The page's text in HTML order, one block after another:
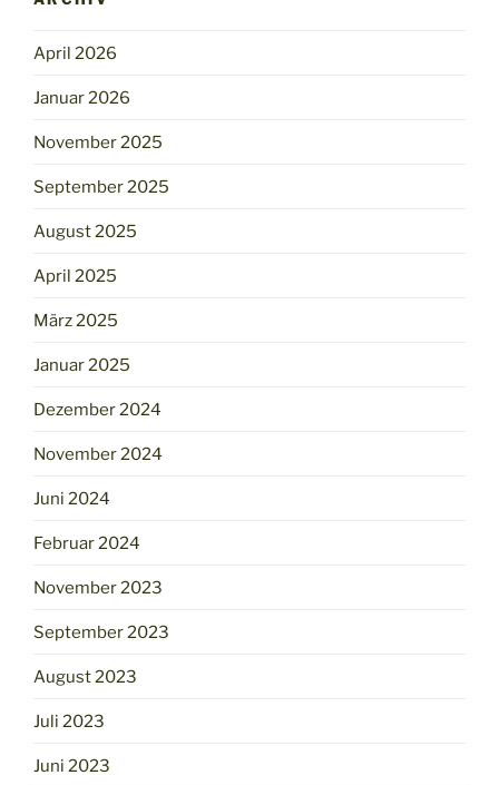
April 2026
Januar 2026
November 2025
September 2025
August 2025
April 2025
März 2025
Januar 2025
Dezember 2024
November 2024
Juni 2024
Februar 2024
November 2023
September 2023
August 2023
Juli 2023
Juni 2023